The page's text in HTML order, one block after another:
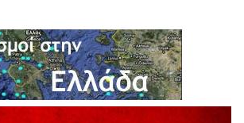
για μια μοναδική συναυλία
πλαίσιο του «Πολιτιστικού
με την βραβευμένη ταινία «Μικρές